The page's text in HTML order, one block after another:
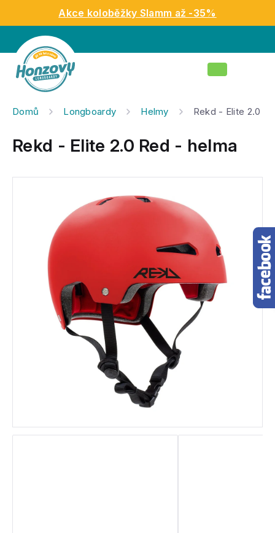
obsah
Akce koloběžky Slamm až -35%
Nákupní
Domů Longboardy Helmy Rekd - Elite 2.0
Rekd - Elite 2.0 Red - helma